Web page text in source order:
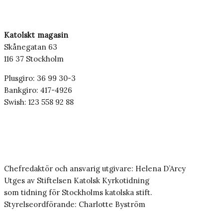
Katolskt magasin
Skånegatan 63
116 37 Stockholm
Plusgiro: 36 99 30-3
Bankgiro: 417-4926
Swish: 123 558 92 88
Chefredaktör och ansvarig utgivare: Helena D’Arcy
Utges av Stiftelsen Katolsk Kyrkotidning
som tidning för Stockholms katolska stift.
Styrelseordförande: Charlotte Byström